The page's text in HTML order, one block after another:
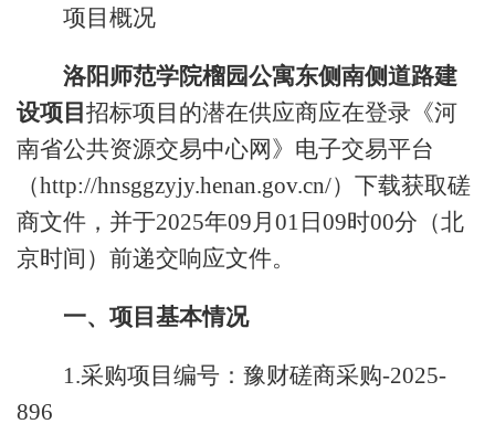
项目概况
洛阳师范学院榴园公寓东侧南侧道路建
设项目 招标项目的潜在供应商应在登录《河
南省公共资源交易中心网》电子交易平台
（http://hnsggzyjy.henan.gov.cn/）下载获取磋
商文件，并于2025年09月01日09时00分（北
京时间）前递交响应文件。
一、项目基本情况
1.采购项目编号：豫财磋商采购-2025-
896